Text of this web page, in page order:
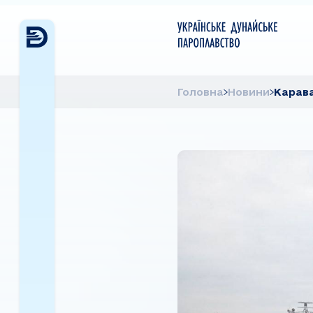
Головна Новини